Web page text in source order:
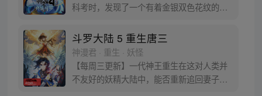
科考时，发现了一个有着金银双色花纹的
于是赶忙将其带回研究所进行孵化。蛋孵化
出来了，可孵出来的是一个婴儿，一个和人
类一模一样的孩子；与此同时，联邦研究所
正在解冻一名银色长发女子，而一名蓝发青
年则在海滨被人发现
斗罗大陆 5 重生唐三
神漫君 · 重生 · 妖怪
【每周三更新】一代神王重生在这对人类并
不友好的妖精大陆中，能否重新追回妻子。